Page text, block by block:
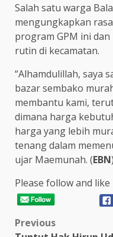
Salah satu warga
mengungkapkan
program GPM ini
rutin di kecamatan.
“Alhamdulillah, saya
bazar sembako
membantu kami,
dimana harga
harga yang lebih
tenang dalam
ujar Maemunah. (EBN)
Please follow and like
Post
Previous